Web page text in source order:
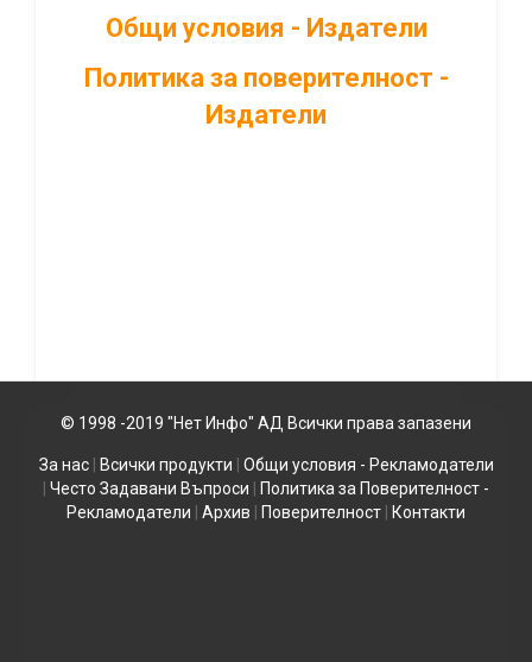
Общи условия - Издатели
Политика за поверителност -
Издатели
© 1998 -2019 "Нет Инфо" АД Всички права запазени
За нас| Всички продукти
Общи условия - Рекламодатели
Често Задавани Въпроси
Политика за Поверителност -
Рекламодатели
Архив Поверителност Контакти